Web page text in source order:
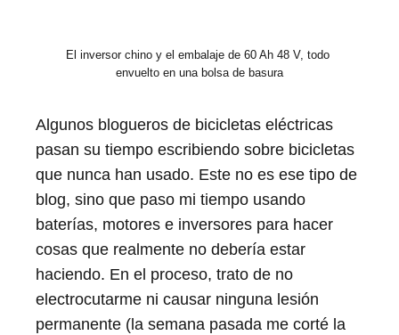
El inversor chino y el embalaje de 60 Ah 48 V, todo
envuelto en una bolsa de basura
Algunos blogueros de bicicletas eléctricas
pasan su tiempo escribiendo sobre bicicletas
que nunca han usado. Este no es ese tipo de
blog, sino que paso mi tiempo usando
baterías, motores e inversores para hacer
cosas que realmente no debería estar
haciendo. En el proceso, trato de no
electrocutarme ni causar ninguna lesión
permanente (la semana pasada me corté la